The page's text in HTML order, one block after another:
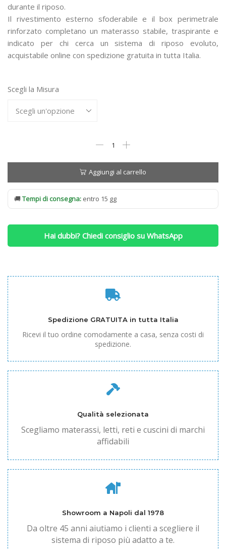
durante il riposo.
Il rivestimento esterno sfoderabile e il box perimetrale
rinforzato completano un materasso stabile, traspirante e
indicato per chi cerca un sistema di riposo evoluto,
acquistabile online con spedizione gratuita in tutta Italia.
Scegli la Misura
Materasso
Ennerev
Supreme
Firm
quantità
Aggiungi al carrello
🚚Tempi di consegna: entro 15 gg
Hai dubbi? Chiedi consiglio su WhatsApp
Spedizione GRATUITA in tutta Italia
Ricevi il tuo ordine comodamente a casa, senza costi di
spedizione.
Qualità selezionata
Scegliamo materassi, letti, reti e cuscini di marchi
affidabili
Showroom a Napoli dal 1978
Da oltre 45 anni aiutiamo i clienti a scegliere il
sistema di riposo più adatto a te.